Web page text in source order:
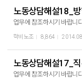
노동상담해설18_
업무에 참조하시기 바랍니
학비노조 8,864
노동상담해설17_
업무에 참조하시기 바랍니